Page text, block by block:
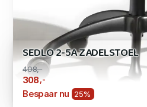
SEDLO 2-5A ZADELSTOEL
408,-
308 ,-
Bespaar nu 25%